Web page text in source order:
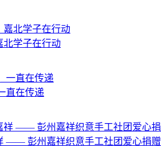
北学子在行动
直在传递
—— 彭州嘉祥织意手工社团爱心捐赠